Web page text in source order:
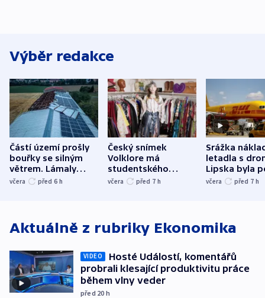
Výběr redakce
Částí území prošly
bouřky se silným
větrem. Lámaly
stromy a poničily
včera před 6 h
Český snímek
Volklore má
studentského
Oscara, zabojuje o
včera před 7 h
Srážka
letadla s
Lipska byla
německého
včera před 7 h
Aktuálně z rubriky Ekonomika
VIDEO
Hosté Událostí, komentářů
probrali klesající produktivitu práce
během vlny veder
před 20 h